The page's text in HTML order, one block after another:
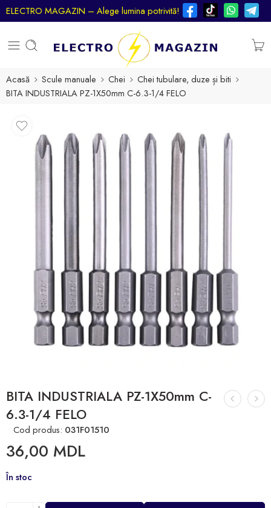
ELECTRO MAGAZIN – Alege lumina potrivită!
Acasă Scule manuale Chei
Chei tubulare, duze și biti
BITA INDUSTRIALA PZ-1X50mm C-6.3-1/4 FELO
BITA INDUSTRIALA PZ-1X50mm C-
6.3-1/4 FELO
Cod produs: 031F01510
36,00 MDL
În stoc